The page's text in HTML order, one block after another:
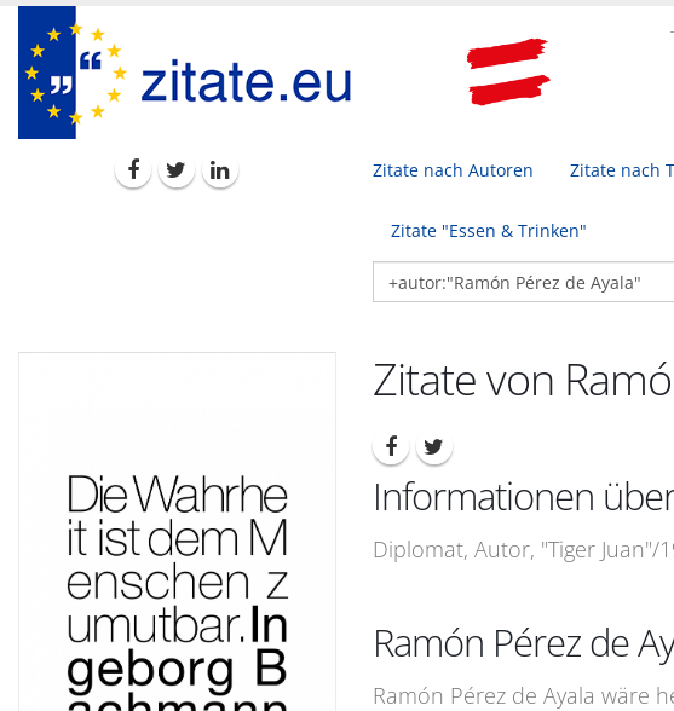
Zitate nach Autoren Zitate nach
Zitate "Essen & Trinken"
Zitate von
Informationen
Diplomat, Autor, "Tiger Juan"/
Ramón Pérez de
Ramón Pérez de Ayala wäre